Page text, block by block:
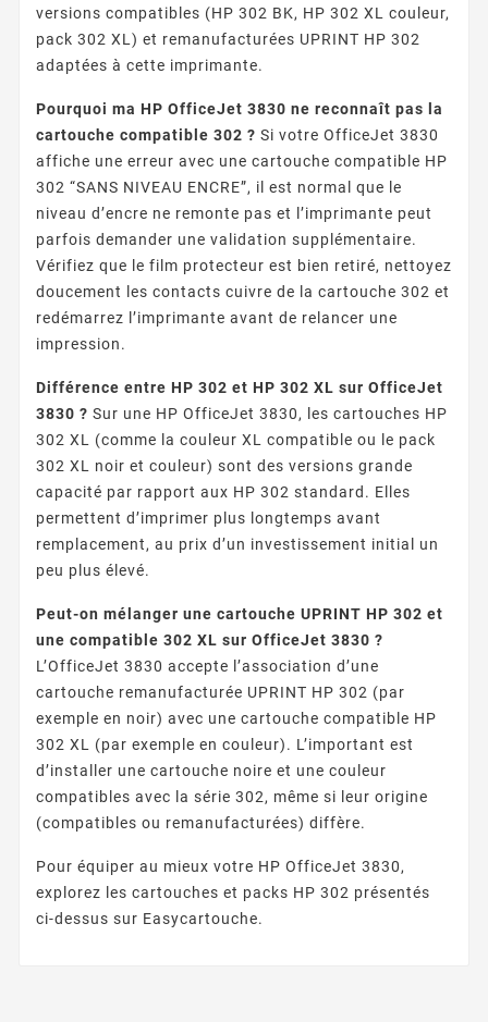
versions compatibles (HP 302 BK, HP 302 XL couleur,
pack 302 XL) et remanufacturées UPRINT HP 302
adaptées à cette imprimante.
Pourquoi ma HP OfficeJet 3830 ne reconnaît pas la
cartouche compatible 302 ? Si votre OfficeJet 3830
affiche une erreur avec une cartouche compatible HP
302 “SANS NIVEAU ENCRE”, il est normal que le
niveau d’encre ne remonte pas et l’imprimante peut
parfois demander une validation supplémentaire.
Vérifiez que le film protecteur est bien retiré, nettoyez
doucement les contacts cuivre de la cartouche 302 et
redémarrez l’imprimante avant de relancer une
impression.
Différence entre HP 302 et HP 302 XL sur OfficeJet
3830 ? Sur une HP OfficeJet 3830, les cartouches HP
302 XL (comme la couleur XL compatible ou le pack
302 XL noir et couleur) sont des versions grande
capacité par rapport aux HP 302 standard. Elles
permettent d’imprimer plus longtemps avant
remplacement, au prix d’un investissement initial un
peu plus élevé.
Peut-on mélanger une cartouche UPRINT HP 302 et
une compatible 302 XL sur OfficeJet 3830 ?
L’OfficeJet 3830 accepte l’association d’une
cartouche remanufacturée UPRINT HP 302 (par
exemple en noir) avec une cartouche compatible HP
302 XL (par exemple en couleur). L’important est
d’installer une cartouche noire et une couleur
compatibles avec la série 302, même si leur origine
(compatibles ou remanufacturées) diffère.
Pour équiper au mieux votre HP OfficeJet 3830,
explorez les cartouches et packs HP 302 présentés
ci-dessus sur Easycartouche.